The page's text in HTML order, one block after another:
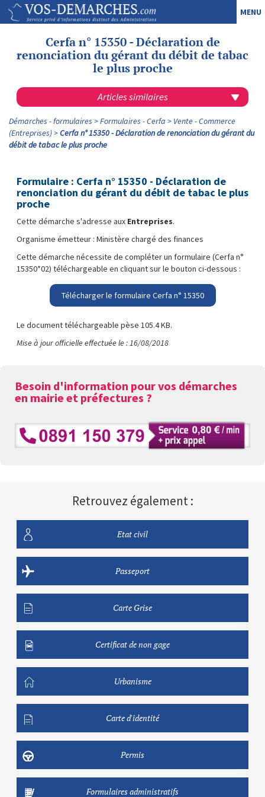
MENU
Cerfa n° 15350 - Déclaration de
renonciation du gérant du débit de tabac
le plus proche
Articles similaires
Démarches - formulaires Formulaires - Cerfa
Vente - Commerce
(Entreprises)
Cerfa n° 15350 - Déclaration de renonciation du gérant du
débit de tabac le plus proche
Formulaire : Cerfa n° 15350 - Déclaration de
renonciation du gérant du débit de tabac le plus
proche
Cette démarche s'adresse aux Entreprises.
Organisme émetteur : Ministère chargé des finances
Cette démarche nécessite de compléter un formulaire (Cerfa n°
15350*02) téléchargeable en cliquant sur le bouton ci-dessous :
Télécharger le formulaire Cerfa n° 15350
Le document téléchargeable pèse 105.4 KB.
Mise à jour officielle effectuée le : 16/08/2018
Besoin d'information pour vos démarches
en mairie et préfectures ?
Retrouvez également :
Etat civil
Passeport
Carte Grise
Certificat de non gage
Urbanisme
Carte d'identité
Permis
Formulaires administratifs